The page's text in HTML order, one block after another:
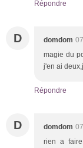
Répondre
D domdom
magie du
j'en ai
Répondre
D domdom
rien a